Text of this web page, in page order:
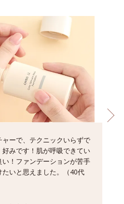
ーで、テクニックいらずで
みです！肌が呼吸できてい
！ファンデーションが苦手
いと思えました。（40代